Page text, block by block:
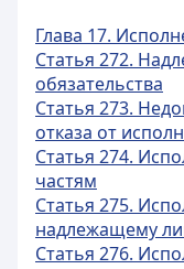
Глава 17.
Статья 272.
обязательства
Статья 273.
отказа от
Статья 274.
частям
Статья 275.
надлежащему
Статья 276.